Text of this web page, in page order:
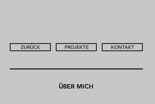
ZURÜCK PROJEKTE KONTAKT
ÜBER MICH